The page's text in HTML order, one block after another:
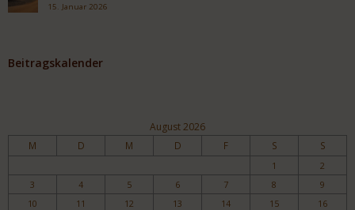
15. Januar 2026
Beitragskalender
August 2026
M D M D F S S
1
2
3
4 5 6 7 8
9
10
11 12 13 14 15
16